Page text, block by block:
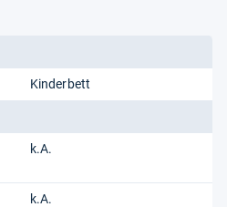
Kinderbett
k.A.
k.A.